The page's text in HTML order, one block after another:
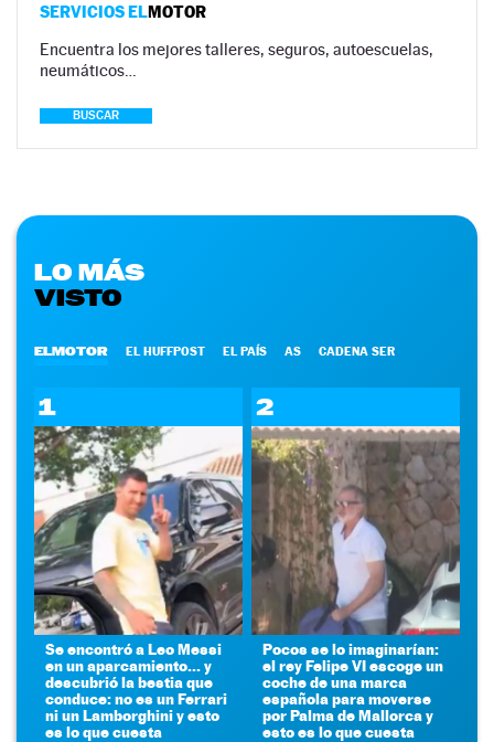
SERVICIOS ELMOTOR
Encuentra los mejores talleres, seguros, autoescuelas,
neumáticos…
BUSCAR
LO MÁS
VISTO
ELMOTOR EL HUFFPOST EL PAÍS AS CADENA SER
1
Se encontró a Leo Messi
en un aparcamiento... y
descubrió la bestia que
conduce: no es un Ferrari
ni un Lamborghini y esto
es lo que cuesta
2
Pocos se lo imaginarían:
el rey Felipe VI escoge un
coche de una marca
española para moverse
por Palma de Mallorca y
esto es lo que cuesta